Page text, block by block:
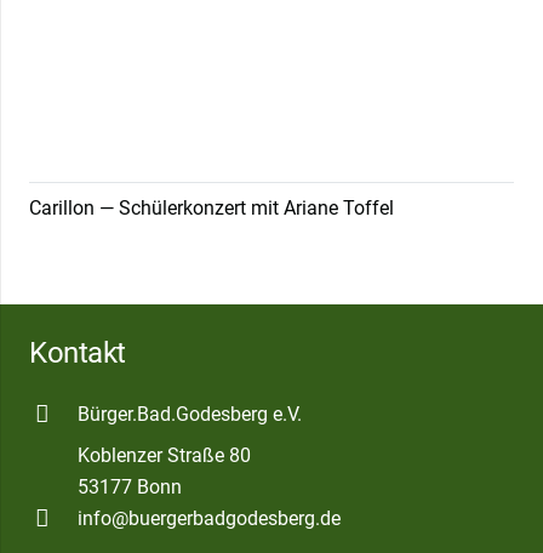
Carillon — Schülerkonzert mit Ariane Toffel
Kontakt
Bürger.Bad.Godesberg e.V.
Koblenzer Straße 80
53177 Bonn
info@buergerbadgodesberg.de